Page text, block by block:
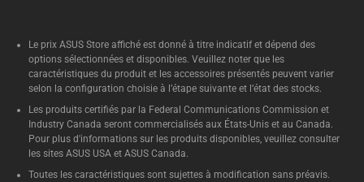
Le prix ASUS Store affiché est donné à titre indicatif et dépend des
options sélectionnées et disponibles. Veuillez noter que les
caractéristiques du produit et les accessoires présentés peuvent varier
selon la configuration choisie à l’étape suivante et l’état des stocks.
Les produits certifiés par la Federal Communications Commission et
Industry Canada seront commercialisés aux États-Unis et au Canada.
Pour plus d'informations sur les produits disponibles, veuillez consulter
les sites ASUS USA et ASUS Canada.
Toutes les caractéristiques sont sujettes à modification sans préavis.